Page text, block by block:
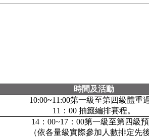
時間及活動
10:00~11:00第一級至第四級體重
11：00 抽籤編排賽程。
14：00~17：00第一級至第四級
（依各量級實際參加人數排定先後